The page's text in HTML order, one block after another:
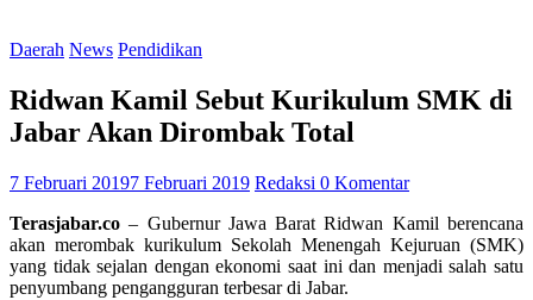
Daerah News Pendidikan
Ridwan Kamil Sebut Kurikulum SMK di
Jabar Akan Dirombak Total
7 Februari 20197 Februari 2019 Redaksi 0 Komentar
Terasjabar.co – Gubernur Jawa Barat Ridwan Kamil berencana
akan merombak kurikulum Sekolah Menengah Kejuruan (SMK)
yang tidak sejalan dengan ekonomi saat ini dan menjadi salah satu
penyumbang pengangguran terbesar di Jabar.